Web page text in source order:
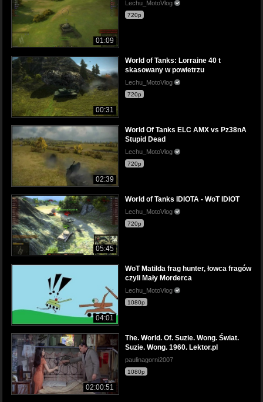
01:09
Lechu_MotoVlog
720p
00:31
World of Tanks: Lorraine 40 t
skasowany w powietrzu
Lechu_MotoVlog
720p
02:39
World Of Tanks ELC AMX vs Pz38nA
Stupid Dead
Lechu_MotoVlog
720p
05:45
World of Tanks IDIOTA - WoT IDIOT
Lechu_MotoVlog
720p
04:01
WoT Matilda frag hunter, łowca fragów
czyli Mały Morderca
Lechu_MotoVlog
1080p
02:00:51
The. World. Of. Suzie. Wong. Świat.
Suzie. Wong. 1960. Lektor.pl
paulinagorni2007
1080p